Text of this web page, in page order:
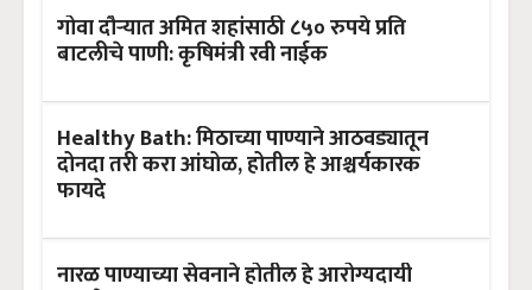
गोवा दौऱ्यात अमित शहांसाठी ८५० रुपये प्रति
बाटलीचे पाणी: कृषिमंत्री रवी नाईक
Healthy Bath: मिठाच्या पाण्याने आठवड्यातून
दोनदा तरी करा आंघोळ, होतील हे आश्चर्यकारक
फायदे
नारळ पाण्याच्या सेवनाने होतील हे आरोग्यदायी